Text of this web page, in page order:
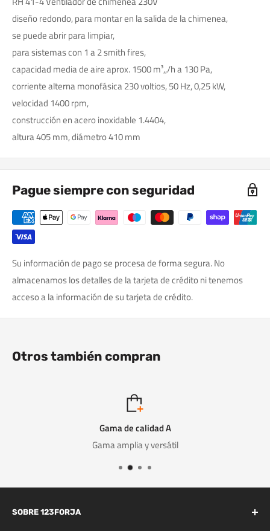
diseño redondo, para montar en la salida de la chimenea,
se puede abrir para limpiar,
para sistemas con 1 a 2 smith fires,
capacidad media de aire aprox. 1500 m³,,/h a 130 Pa,
corriente alterna monofásica 230 voltios, 50 Hz, 0,25 kW,
velocidad 1400 rpm,
construcción en acero inoxidable 1.4404,
altura 405 mm, diámetro 410 mm
Pague siempre con seguridad
Su información de pago se procesa de forma segura. No
almacenamos los detalles de la tarjeta de crédito ni tenemos
acceso a la información de su tarjeta de crédito.
Otros también compran
Gama de calidad A
Gama amplia y versátil
SOBRE 123FORJA